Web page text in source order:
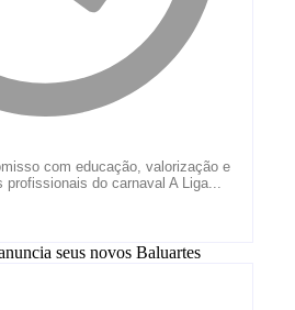
com educação, valorização e
do carnaval A Liga...